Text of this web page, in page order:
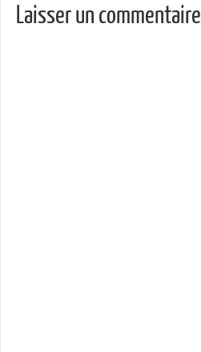
Laisser un commentaire